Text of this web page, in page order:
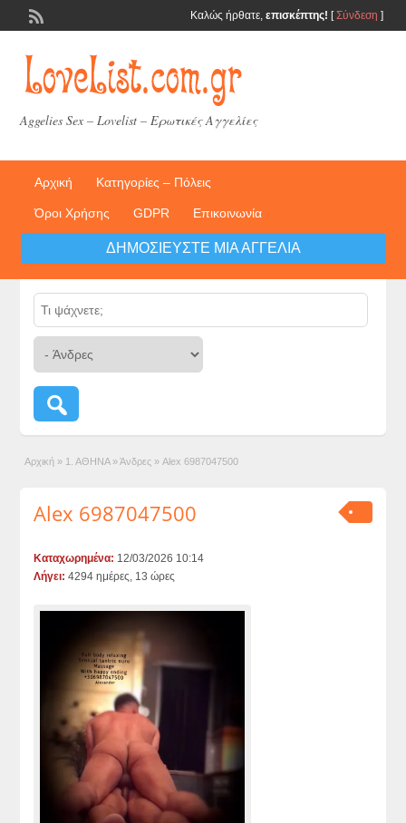
Καλώς ήρθατε, επισκέπτης! [Σύνδεση ]
Aggelies Sex – Lovelist – Ερωτικές Αγγελίες
Αρχική Κατηγορίες – Πόλεις
Όροι Χρήσης GDPR Επικοινωνία
ΔΗΜΟΣΙΕΎΣΤΕ ΜΙΑ ΑΓΓΕΛΊΑ
Αρχική » 1. ΑΘΗΝΑ » Άνδρες » Alex 6987047500
Alex 6987047500
Καταχωρημένα: 12/03/2026 10:14
Λήγει: 4294 ημέρες, 13 ώρες